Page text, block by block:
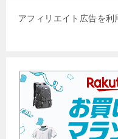
アフィリエイト広告を利